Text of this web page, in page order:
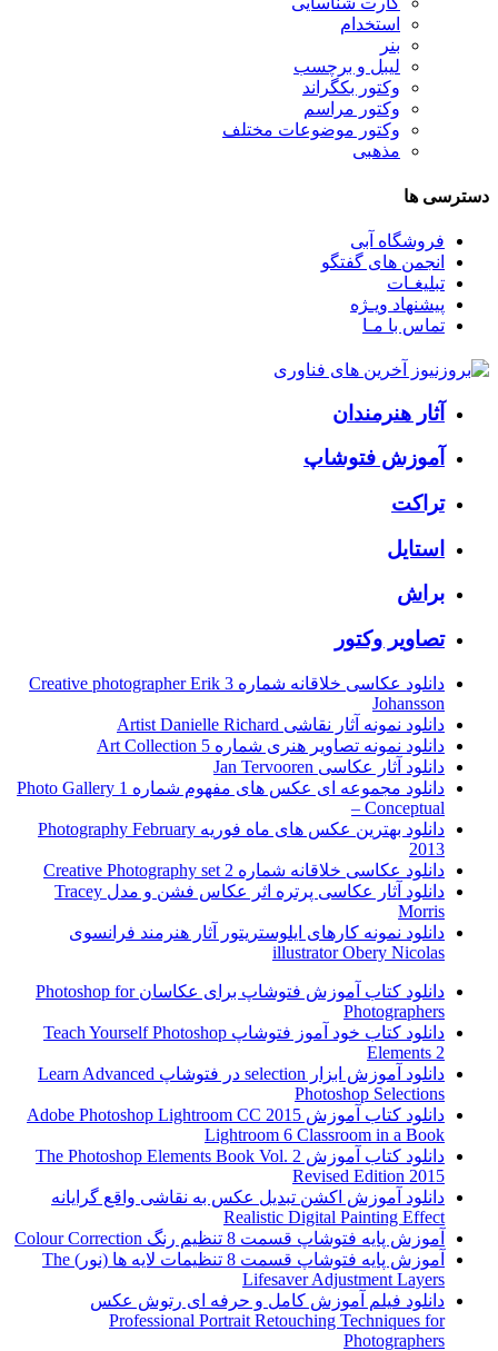
استخدام
بنر
لیبل و برچسب
وکتور بکگراند
وکتور مراسم
وکتور موضوعات مختلف
مذهبی
دسترسی ها
فروشگاه آبی
انجمن های گفتگو
تبلیغـات
پیشنهاد ویـژه
تماس با مـا
آثار هنرمندان
آموزش فتوشاپ
تراکت
استایل
براش
تصاویر وکتور
دانلود عکاسی خلاقانه شماره 3 Creative photographer Erik
Johansson
دانلود نمونه آثار نقاشی Artist Danielle Richard
دانلود نمونه تصاویر هنری شماره 5 Art Collection
دانلود آثار عکاسی Jan Tervooren
دانلود مجموعه ای عکس های مفهوم شماره 1 Photo Gallery
– Conceptual
دانلود بهترین عکس های ماه فوریه Photography February
2013
دانلود عکاسی خلاقانه شماره 2 Creative Photography set
دانلود آثار عکاسی پرتره اثر عکاس فشن و مدل Tracey
Morris
دانلود نمونه کارهای ایلوستریتور آثار هنرمند فرانسوی
illustrator Obery Nicolas
دانلود کتاب آموزش فتوشاپ برای عکاسان Photoshop for
Photographers
دانلود کتاب خود آموز فتوشاپ Teach Yourself Photoshop
Elements 2
دانلود آموزش ابزار selection در فتوشاپ Learn Advanced
Photoshop Selections
دانلود کتاب آموزش Adobe Photoshop Lightroom CC 2015
Lightroom 6 Classroom in a Book
دانلود کتاب آموزش The Photoshop Elements Book Vol. 2
Revised Edition 2015
دانلود آموزش اکشن تبدیل عکس به نقاشی واقع گرایانه
Realistic Digital Painting Effect
آموزش پایه فتوشاپ قسمت 8 تنظیم رنگ Colour Correction
آموزش پایه فتوشاپ قسمت 8 تنظیمات لایه ها (نور) The
Lifesaver Adjustment Layers
دانلود فیلم آموزش کامل و حرفه ای رتوش عکس
Professional Portrait Retouching Techniques for
Photographers